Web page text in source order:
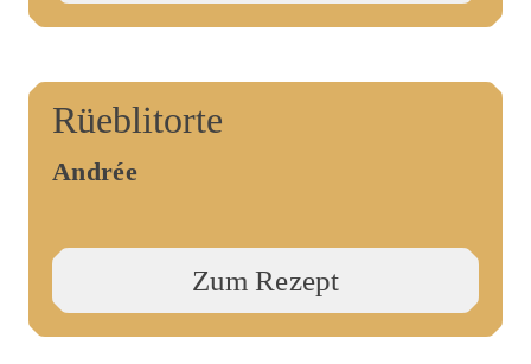
Rüeblitorte
Andrée
Zum Rezept